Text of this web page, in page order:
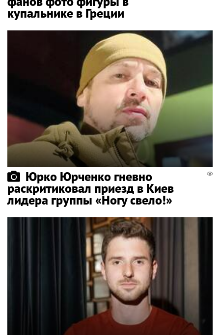
купальнике в Греции
Юрко Юрченко гневно
раскритиковал приезд в Киев
лидера группы «Ногу свело!»